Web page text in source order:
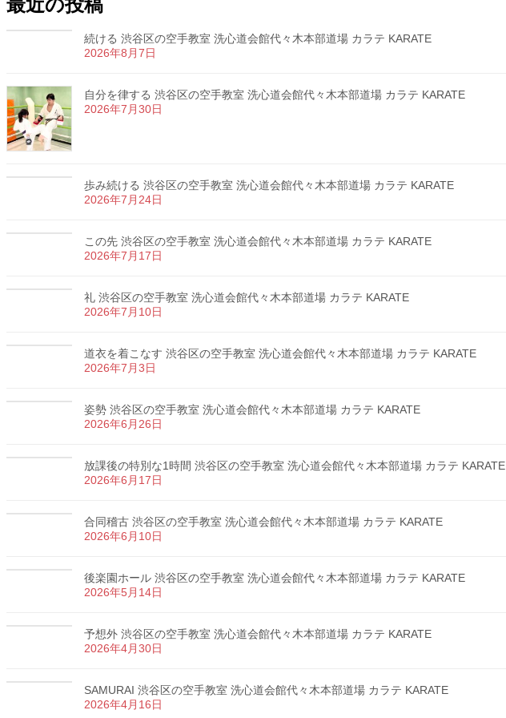
続ける 渋谷区の空手教室 洗心道会館代々木本部道場 カラテ KARATE
2026年8月7日
自分を律する 渋谷区の空手教室 洗心道会館代々木本部道場 カラテ KARATE
2026年7月30日
歩み続ける 渋谷区の空手教室 洗心道会館代々木本部道場 カラテ KARATE
2026年7月24日
この先 渋谷区の空手教室 洗心道会館代々木本部道場 カラテ KARATE
2026年7月17日
礼 渋谷区の空手教室 洗心道会館代々木本部道場 カラテ KARATE
2026年7月10日
道衣を着こなす 渋谷区の空手教室 洗心道会館代々木本部道場 カラテ KARATE
2026年7月3日
姿勢 渋谷区の空手教室 洗心道会館代々木本部道場 カラテ KARATE
2026年6月26日
放課後の特別な1時間 渋谷区の空手教室 洗心道会館代々木本部道場 カラテ KARATE
2026年6月17日
合同稽古 渋谷区の空手教室 洗心道会館代々木本部道場 カラテ KARATE
2026年6月10日
後楽園ホール 渋谷区の空手教室 洗心道会館代々木本部道場 カラテ KARATE
2026年5月14日
予想外 渋谷区の空手教室 洗心道会館代々木本部道場 カラテ KARATE
2026年4月30日
SAMURAI 渋谷区の空手教室 洗心道会館代々木本部道場 カラテ KARATE
2026年4月16日